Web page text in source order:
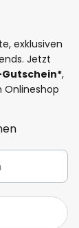
exklusiven
Jetzt
,
Onlineshop